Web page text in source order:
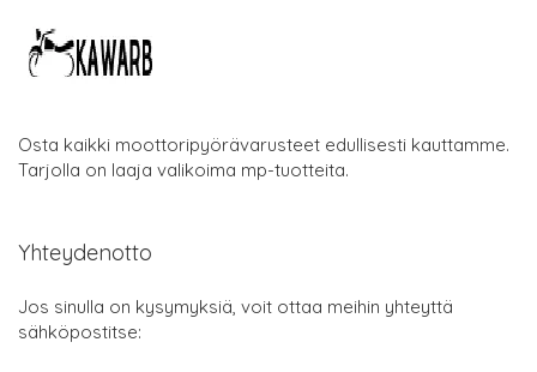
Osta kaikki moottoripyörävarusteet edullisesti kauttamme.
Tarjolla on laaja valikoima mp-tuotteita.
Yhteydenotto
Jos sinulla on kysymyksiä, voit ottaa meihin yhteyttä
sähköpostitse: